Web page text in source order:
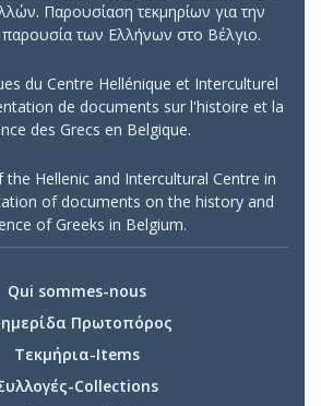
Παρουσίαση τεκμηρίων για την
παρουσία των Ελλήνων στο Βέλγιο.
du Centre Hellénique et Interculturel
de documents sur l'histoire et la
des Grecs en Belgique.
the Hellenic and Intercultural Centre in
of documents on the history and
of Greeks in Belgium.
Qui sommes-nous
Πρωτοπόρος
Τεκμήρια-Items
Collections